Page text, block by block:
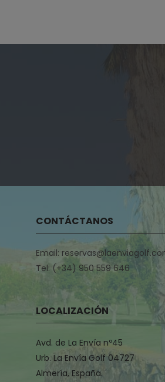
CONTÁCTANOS
Email:
Tel: (+34) 950 559 646
LOCALIZACIÓN
Avd. de La Envía nº45
Urb. La Envía Golf 04727
Almería, España.